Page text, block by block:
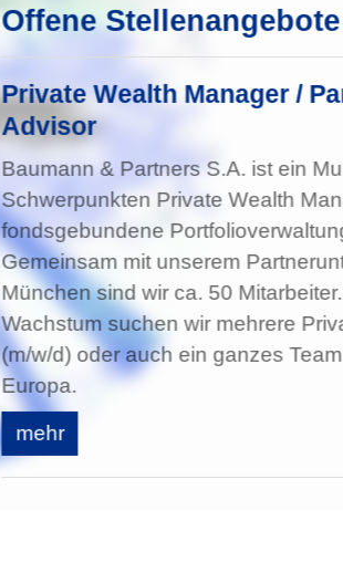
Offene Stellenangebote
Private Wealth Manager /
Advisor
Baumann & Partners S.A. ist ein
Schwerpunkten Private Wealth
fondsgebundene
Gemeinsam mit unserem
München sind wir ca. 50
Wachstum suchen wir mehrere
(m/w/d) oder auch ein ganzes
Europa.
mehr